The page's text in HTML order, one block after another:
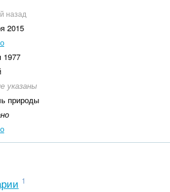
назад
2015
1977
указаны
природы
1